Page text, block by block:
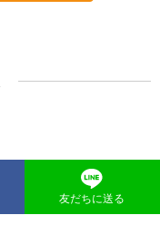
友だちに送る